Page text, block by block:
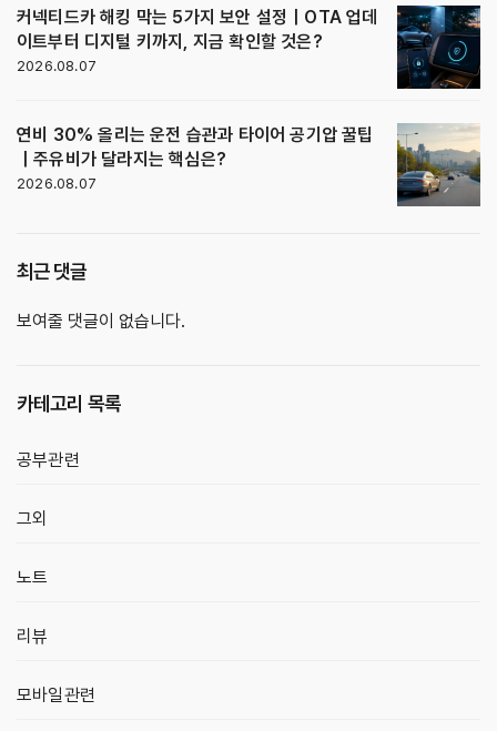
커넥티드카 해킹 막는 5가지 보안 설정｜OTA 업데
이트부터 디지털 키까지, 지금 확인할 것은?
2026.08.07
연비 30% 올리는 운전 습관과 타이어 공기압 꿀팁
｜주유비가 달라지는 핵심은?
2026.08.07
최근 댓글
보여줄 댓글이 없습니다.
카테고리 목록
공부관련
그외
노트
리뷰
모바일관련